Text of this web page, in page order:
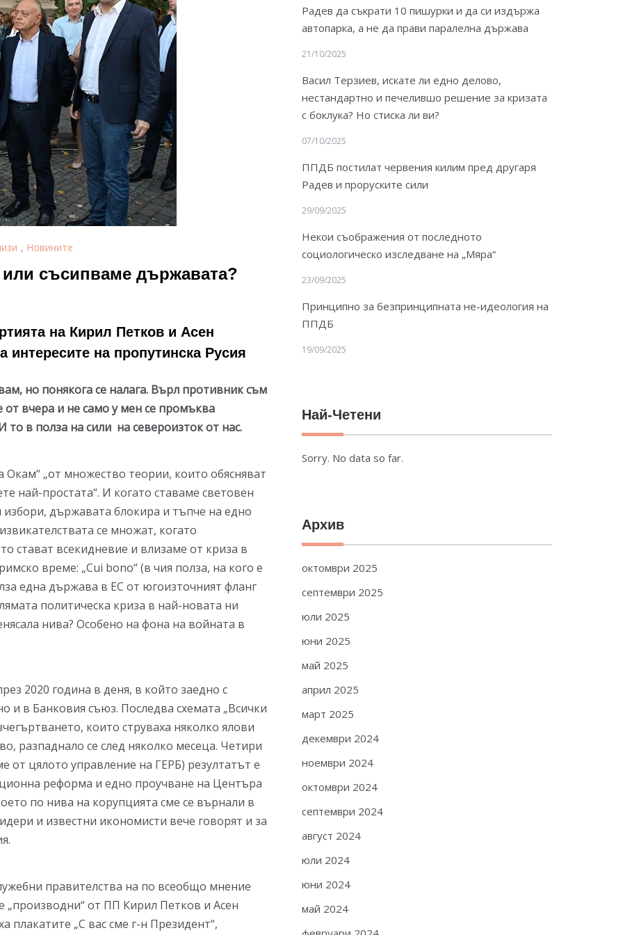
, Новините
съсипваме държавата?
на Кирил Петков и Асен
на пропутинска Русия
но понякога се налага. Върл противник съм
вчера и не само у мен се промъква
в полза на сили на североизток от нас.
„от множество теории, които обясняват
най-простата“. И когато ставаме световен
държавата блокира и тъпче на едно
се множат, когато
стават всекидневие и влизаме от криза в
време: „Cui bono“ (в чия полза, на кого е
една държава в ЕС от югоизточният фланг
политическа криза в най-новата ни
нива? Особено на фона на войната в
2020 година в деня, в който заедно с
и в Банковия съюз. Последва схемата „Всички
които струваха няколко ялови
разпаднало се след няколко месеца. Четири
от цялото управление на ГЕРБ) резултатът е
реформа и едно проучване на Центъра
по нива на корупцията сме се върнали в
и известни икономисти вече говорят и за
правителства на по всеобщо мнение
„производни“ от ПП Кирил Петков и Асен
плакатите „С вас сме г-н Президент“,
Радев да съкрати 10 пишурки и да си издържа
автопарка, а не да прави паралелна държава
21/10/2025
Васил Терзиев, искате ли едно делово,
нестандартно и печелившо решение за кризата
с боклука? Но стиска ли ви?
07/10/2025
ППДБ постилат червения килим пред другаря
Радев и проруските сили
29/09/2025
Некои съображения от последното
социологическо изследване на „Мяра“
23/09/2025
Принципно за безпринципната не-идеология на
ППДБ
19/09/2025
Най-Четени
Sorry. No data so far.
Архив
октомври 2025
септември 2025
юли 2025
юни 2025
май 2025
април 2025
март 2025
декември 2024
ноември 2024
октомври 2024
септември 2024
август 2024
юли 2024
юни 2024
май 2024